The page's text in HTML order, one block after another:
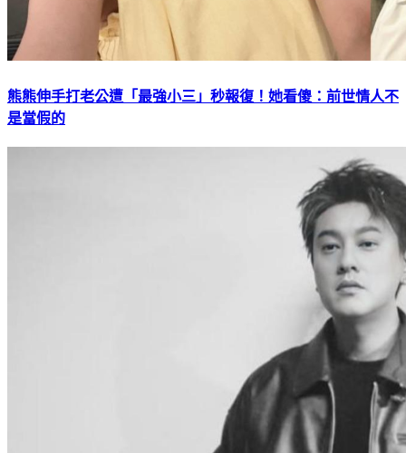
熊熊伸手打老公遭「最強小三」秒報復！她看傻：前世情人不
是當假的